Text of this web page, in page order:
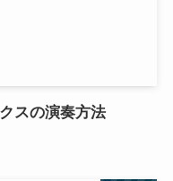
スの演奏方法